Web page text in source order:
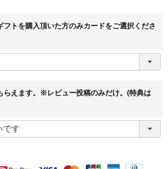
フトを購入頂いた方のみカードをご選択くださ
らえます。※レビュー投稿のみだけ。(特典は